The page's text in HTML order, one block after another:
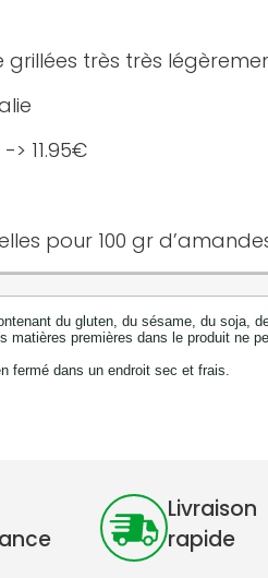
très très
11.95€
pour 100 gr
du gluten, du sésame, du soja,
premières dans le produit ne
fermé dans un endroit sec et frais.
Livraison
rapide